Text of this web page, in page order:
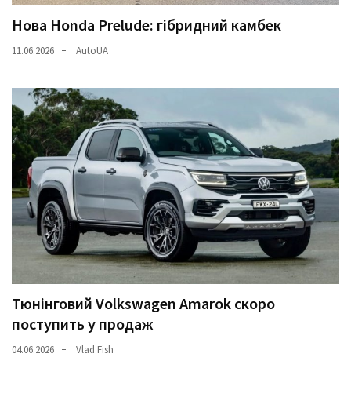
Нова Honda Prelude: гібридний камбек
11.06.2026 AutoUA
Тюнінговий Volkswagen Amarok скоро
поступить у продаж
04.06.2026 Vlad Fish